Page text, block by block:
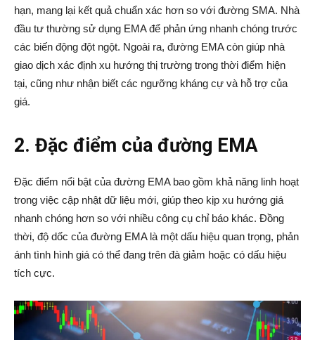
hạn, mang lại kết quả chuẩn xác hơn so với đường SMA. Nhà
đầu tư thường sử dụng EMA để phản ứng nhanh chóng trước
các biến động đột ngột. Ngoài ra, đường EMA còn giúp nhà
giao dịch xác định xu hướng thị trường trong thời điểm hiện
tại, cũng như nhận biết các ngưỡng kháng cự và hỗ trợ của
giá.
2. Đặc điểm của đường EMA
Đặc điểm nổi bật của đường EMA bao gồm khả năng linh hoạt
trong việc cập nhật dữ liệu mới, giúp theo kịp xu hướng giá
nhanh chóng hơn so với nhiều công cụ chỉ báo khác. Đồng
thời, độ dốc của đường EMA là một dấu hiệu quan trọng, phản
ánh tình hình giá có thể đang trên đà giảm hoặc có dấu hiệu
tích cực.